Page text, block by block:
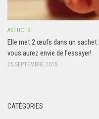
ASTUCES
Elle met 2 œufs dans un sachet
vous aurez envie de l’essayer!
25 SEPTEMBRE 2015
CATÉGORIES